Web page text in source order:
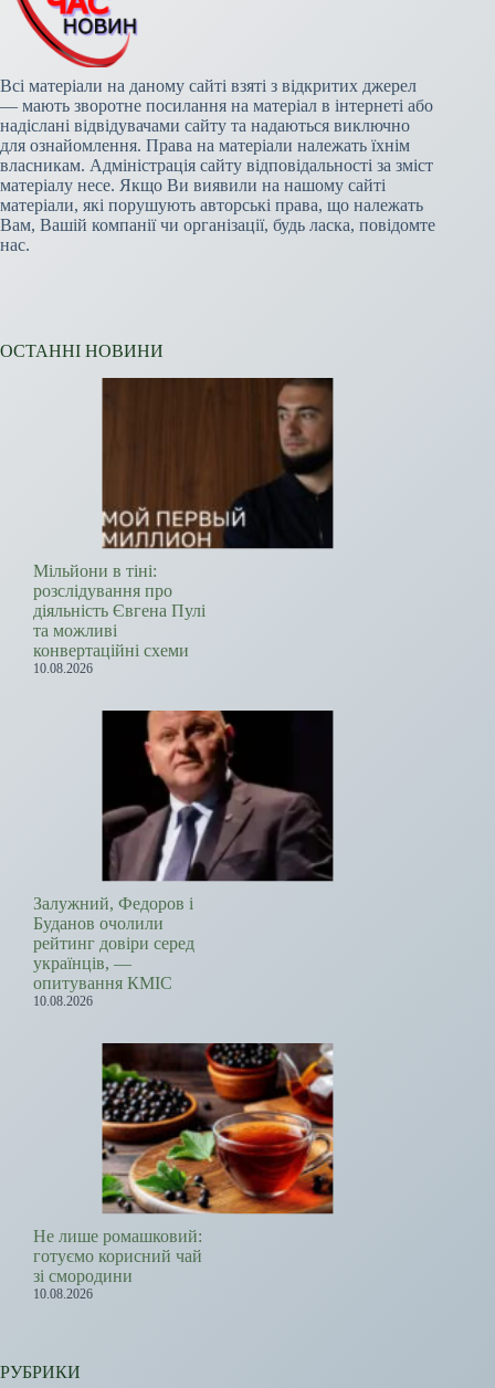
Всі матеріали на даному сайті взяті з відкритих джерел
— мають зворотне посилання на матеріал в інтернеті або
надіслані відвідувачами сайту та надаються виключно
для ознайомлення. Права на матеріали належать їхнім
власникам. Адміністрація сайту відповідальності за зміст
матеріалу несе. Якщо Ви виявили на нашому сайті
матеріали, які порушують авторські права, що належать
Вам, Вашій компанії чи організації, будь ласка, повідомте
нас.
ОСТАННІ НОВИНИ
Мільйони в тіні:
розслідування про
діяльність Євгена Пулі
та можливі
конвертаційні схеми
10.08.2026
Залужний, Федоров і
Буданов очолили
рейтинг довіри серед
українців, —
опитування КМІС
10.08.2026
Не лише ромашковий:
готуємо корисний чай
зі смородини
10.08.2026
РУБРИКИ